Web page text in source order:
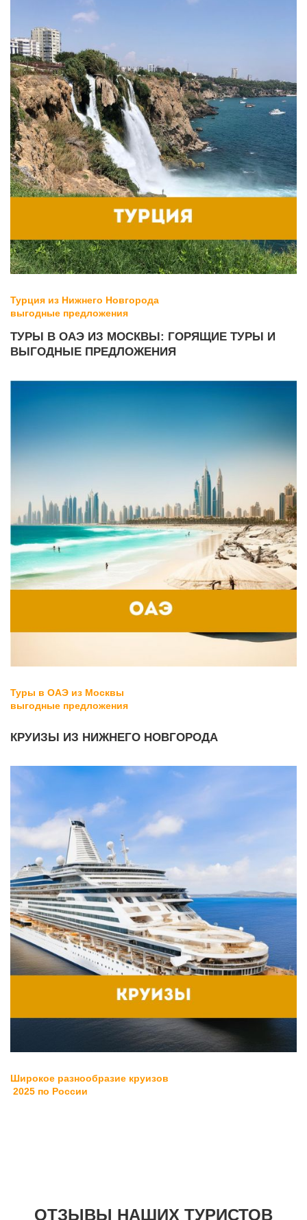
Турция из Нижнего Новгорода
выгодные предложения
ТУРЫ В ОАЭ ИЗ МОСКВЫ: ГОРЯЩИЕ ТУРЫ И
ВЫГОДНЫЕ ПРЕДЛОЖЕНИЯ
Туры в ОАЭ из Москвы
выгодные предложения
КРУИЗЫ ИЗ НИЖНЕГО НОВГОРОДА
Широкое разнообразие круизов
2025 по России
ОТЗЫВЫ НАШИХ ТУРИСТОВ